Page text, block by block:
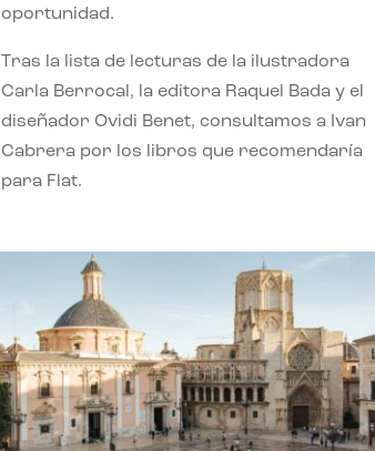
oportunidad.
Tras la lista de lecturas de la ilustradora
Carla Berrocal, la editora Raquel Bada y el
diseñador Ovidi Benet, consultamos a Ivan
Cabrera por los libros que recomendaría
para Flat.